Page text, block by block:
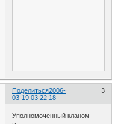
Поделиться 3
2006-
03-19 03:22:18
Уполномоченный кланом